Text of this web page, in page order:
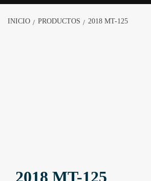
INICIO PRODUCTOS 2018 MT-125
2018 MT-125